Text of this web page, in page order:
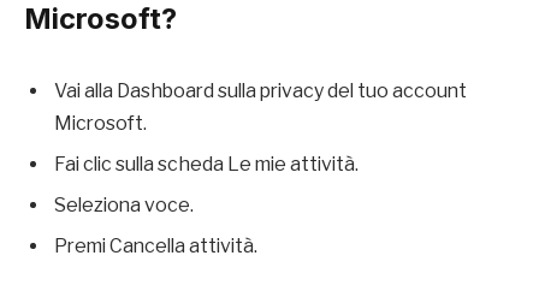
Microsoft?
Vai alla Dashboard sulla privacy del tuo account
Microsoft.
Fai clic sulla scheda Le mie attività.
Seleziona voce.
Premi Cancella attività.